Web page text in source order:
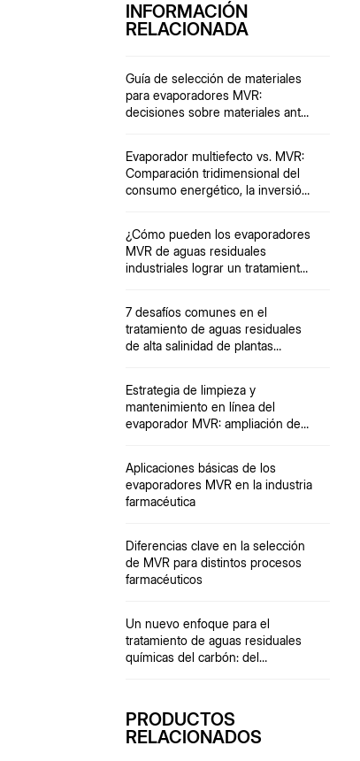
INFORMACIÓN
RELACIONADA
Guía de selección de materiales
para evaporadores MVR:
decisiones sobre materiales ante
partículas.
Evaporador multiefecto vs. MVR:
Comparación tridimensional del
consumo energético, la inversión,
¿Cómo pueden los evaporadores
MVR de aguas residuales
industriales lograr un tratamiento
7 desafíos comunes en el
tratamiento de aguas residuales
de alta salinidad de plantas
Estrategia de limpieza y
mantenimiento en línea del
evaporador MVR: ampliación de
Aplicaciones básicas de los
evaporadores MVR en la industria
farmacéutica
Diferencias clave en la selección
de MVR para distintos procesos
farmacéuticos
Un nuevo enfoque para el
tratamiento de aguas residuales
químicas del carbón: del
PRODUCTOS
RELACIONADOS